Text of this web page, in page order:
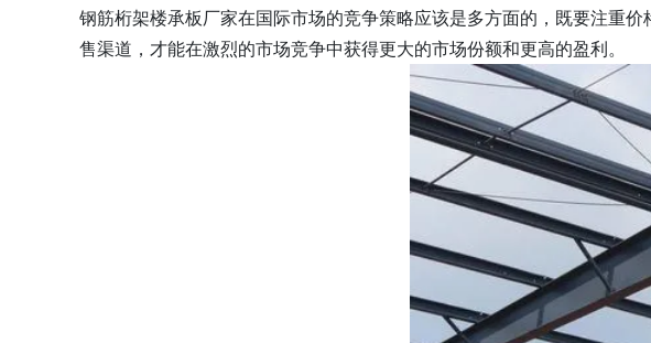
钢筋桁架楼承板厂家在国际市场的竞争策略应该是多方面的，既要注重
售渠道，才能在激烈的市场竞争中获得更大的市场份额和更高的盈利。